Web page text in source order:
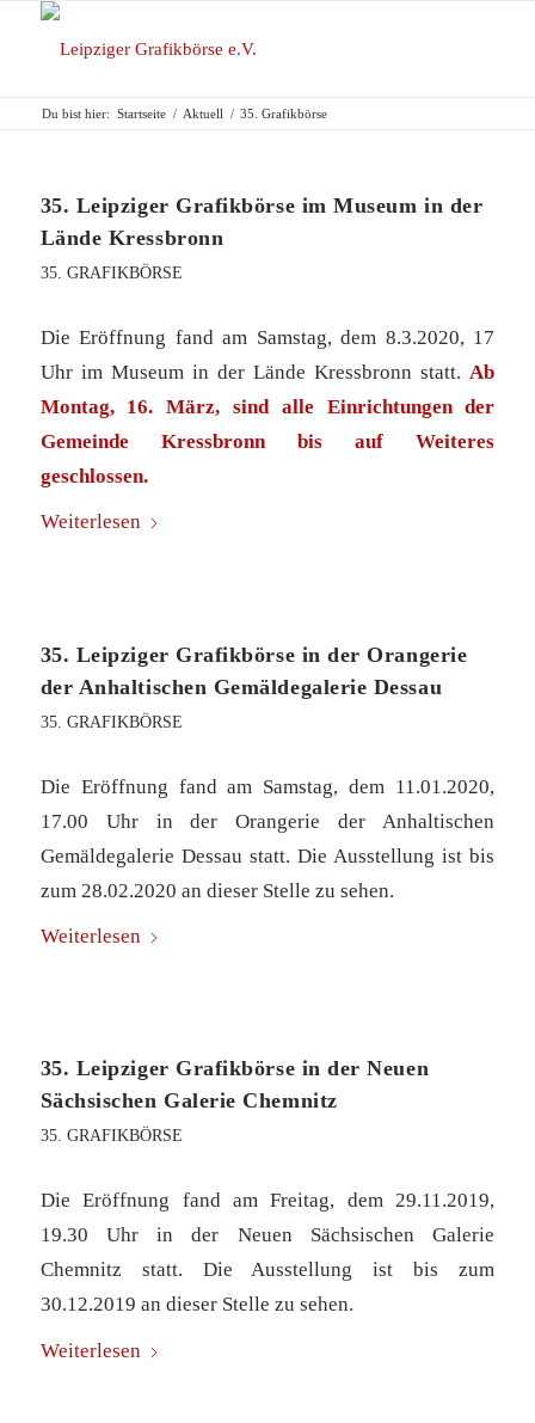
Du bist hier: Startseite / Aktuell / 35. Grafikbörse
35. Leipziger Grafikbörse im Museum in der
Lände Kressbronn
35. GRAFIKBÖRSE
Die Eröffnung fand am Samstag, dem 8.3.2020, 17
Uhr im Museum in der Lände Kressbronn statt.Ab
Montag, 16. März, sind alle Einrichtungen der
Gemeinde Kressbronn bis auf Weiteres
geschlossen.
Weiterlesen
35. Leipziger Grafikbörse in der Orangerie
der Anhaltischen Gemäldegalerie Dessau
35. GRAFIKBÖRSE
Die Eröffnung fand am Samstag, dem 11.01.2020,
17.00 Uhr in der Orangerie der Anhaltischen
Gemäldegalerie Dessau statt. Die Ausstellung ist bis
zum 28.02.2020 an dieser Stelle zu sehen.
Weiterlesen
35. Leipziger Grafikbörse in der Neuen
Sächsischen Galerie Chemnitz
35. GRAFIKBÖRSE
Die Eröffnung fand am Freitag, dem 29.11.2019,
19.30 Uhr in der Neuen Sächsischen Galerie
Chemnitz statt. Die Ausstellung ist bis zum
30.12.2019 an dieser Stelle zu sehen.
Weiterlesen